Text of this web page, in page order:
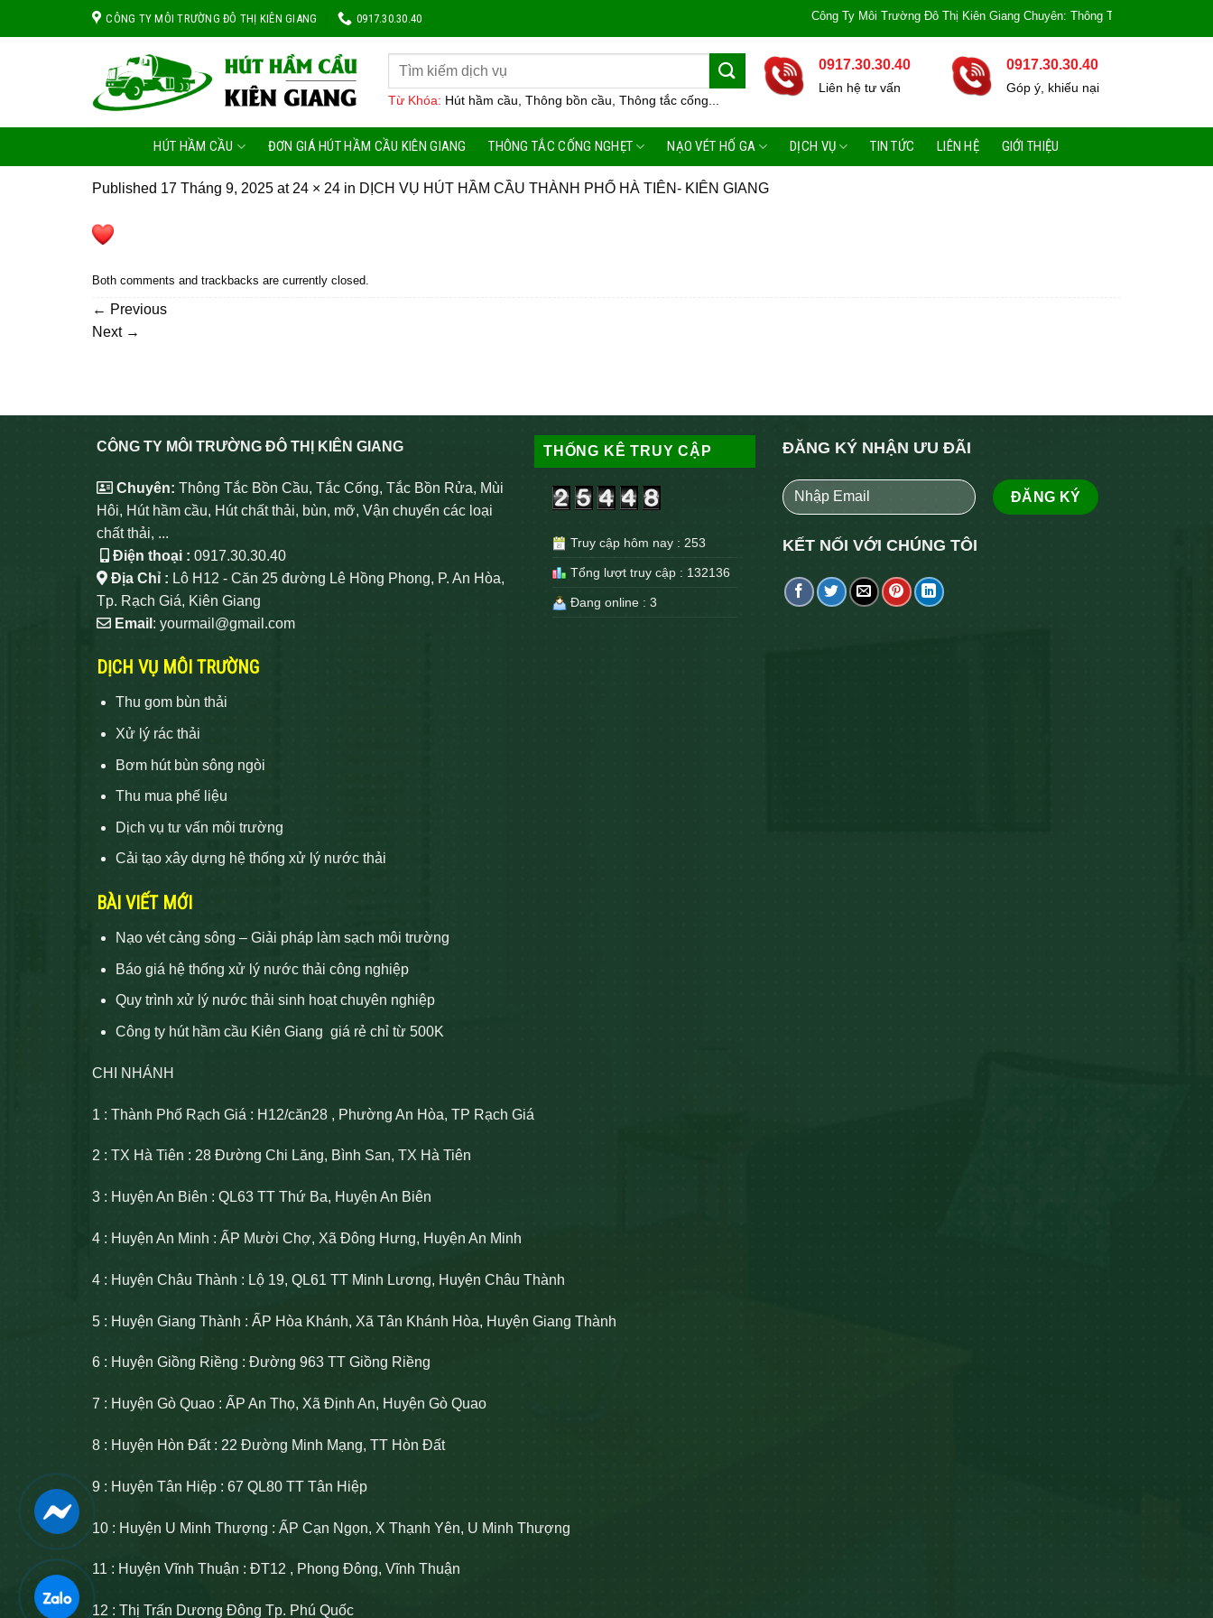
CÔNG TY MÔI TRƯỜNG ĐÔ THỊ KIÊN GIANG 0917.30.30.40 Công Ty Môi Trường Đô Thị Kiên Giang Chuyên: Thông Tắc Bồn Cầu, Tắc
Từ Khóa: Hút hầm cầu, Thông bồn cầu, Thông tắc cống...
0917.30.30.40
Liên hệ tư vấn
0917.30.30.40
Góp ý, khiếu nại
HÚT HẦM CẦU ĐƠN GIÁ HÚT HẦM CẦU KIÊN GIANG THÔNG TẮC CỐNG NGHẸT NẠO VÉT HỐ GA DỊCH VỤ TIN TỨC LIÊN HỆ GIỚI THIỆU
Published 17 Tháng 9, 2025 at 24 × 24 in DỊCH VỤ HÚT HẦM CẦU THÀNH PHỐ HÀ TIÊN- KIÊN GIANG
Both comments and trackbacks are currently closed.
← Previous
Next →
CÔNG TY MÔI TRƯỜNG ĐÔ THỊ KIÊN GIANG
Chuyên: Thông Tắc Bồn Cầu, Tắc Cống, Tắc Bồn Rửa, Mùi
Hôi, Hút hầm cầu, Hút chất thải, bùn, mỡ, Vận chuyển các loại
chất thải, ...
Điện thoại : 0917.30.30.40
Địa Chỉ : Lô H12 - Căn 25 đường Lê Hồng Phong, P. An Hòa,
Tp. Rạch Giá, Kiên Giang
Email : yourmail@gmail.com
DỊCH VỤ MÔI TRƯỜNG
Thu gom bùn thải
Xử lý rác thải
Bơm hút bùn sông ngòi
Thu mua phế liệu
Dịch vụ tư vấn môi trường
Cải tạo xây dựng hệ thống xử lý nước thải
BÀI VIẾT MỚI
Nạo vét cảng sông – Giải pháp làm sạch môi trường
Báo giá hệ thống xử lý nước thải công nghiệp
Quy trình xử lý nước thải sinh hoạt chuyên nghiệp
Công ty hút hầm cầu Kiên Giang giá rẻ chỉ từ 500K
THỐNG KÊ TRUY CẬP
Truy cập hôm nay : 253
Tổng lượt truy cập : 132136
Đang online : 3
ĐĂNG KÝ NHẬN ƯU ĐÃI
KẾT NỐI VỚI CHÚNG TÔI
CHI NHÁNH
1 : Thành Phố Rạch Giá : H12/căn28 , Phường An Hòa, TP Rạch Giá
2 : TX Hà Tiên : 28 Đường Chi Lăng, Bình San, TX Hà Tiên
3 : Huyện An Biên : QL63 TT Thứ Ba, Huyện An Biên
4 : Huyện An Minh : ẤP Mười Chợ, Xã Đông Hưng, Huyện An Minh
4 : Huyện Châu Thành : Lộ 19, QL61 TT Minh Lương, Huyện Châu Thành
5 : Huyện Giang Thành : ẤP Hòa Khánh, Xã Tân Khánh Hòa, Huyện Giang Thành
6 : Huyện Giồng Riềng : Đường 963 TT Giồng Riềng
7 : Huyện Gò Quao : ẤP An Thọ, Xã Định An, Huyện Gò Quao
8 : Huyện Hòn Đất : 22 Đường Minh Mạng, TT Hòn Đất
9 : Huyện Tân Hiệp : 67 QL80 TT Tân Hiệp
10 : Huyện U Minh Thượng : ẤP Cạn Ngọn, X Thạnh Yên, U Minh Thượng
11 : Huyện Vĩnh Thuận : ĐT12 , Phong Đông, Vĩnh Thuận
12 : Thị Trấn Dương Đông Tp. Phú Quốc